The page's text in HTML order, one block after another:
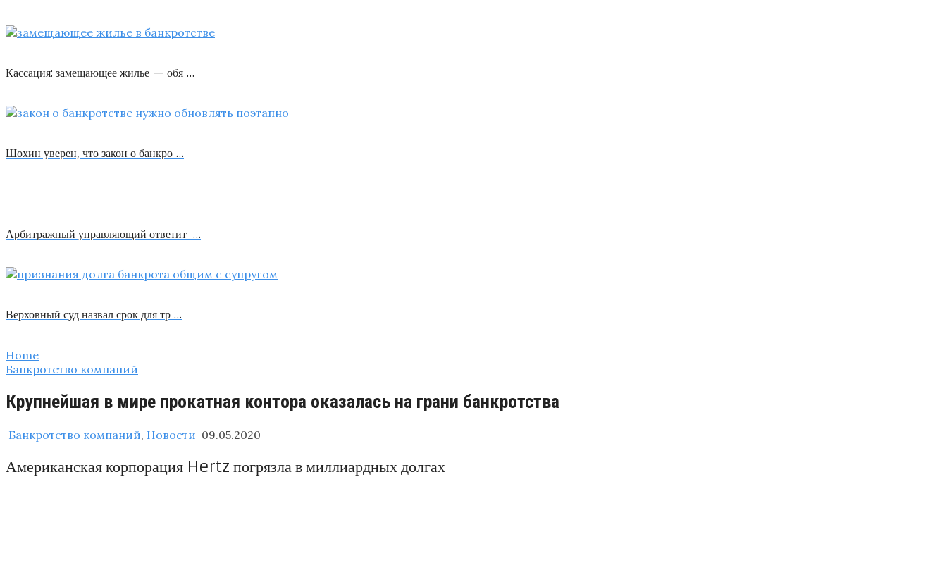
Кассация: замещающее жилье — обя …
Шохин уверен, что закон о банкро …
Арбитражный управляющий ответит …
Верховный суд назвал срок для тр …
Home
Банкротство компаний
Крупнейшая в мире прокатная контора оказалась на грани банкротства
Банкротство компаний, Новости 09.05.2020
Американская корпорация Hertz погрязла в миллиардных долгах